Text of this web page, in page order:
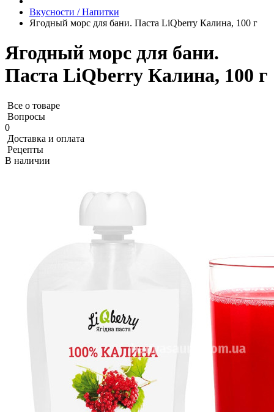
Вкусности / Напитки
Ягодный морс для бани. Паста LiQberry Калина, 100 г
Ягодный морс для бани.
Паста LiQberry Калина, 100 г
Все о товаре
Вопросы
0
Доставка и оплата
Рецепты
В наличии